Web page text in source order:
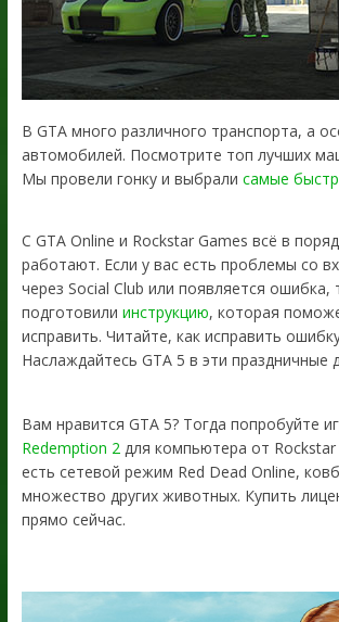
В GTA много различного транспорта, а
автомобилей. Посмотрите топ лучших
Мы провели гонку и выбрали самые
С GTA Online и Rockstar Games всё в
работают. Если у вас есть проблемы со
через Social Club или появляется ошибка,
подготовили инструкцию, которая
исправить. Читайте, как исправить
Наслаждайтесь GTA 5 в эти праздничные
Вам нравится GTA 5? Тогда попробуйте
Redemption 2для компьютера от Rockstar
есть сетевой режим Red Dead Online,
множество других животных. Купить
прямо сейчас.